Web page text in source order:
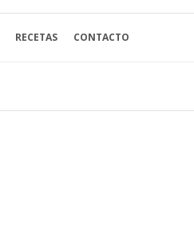
RECETAS CONTACTO